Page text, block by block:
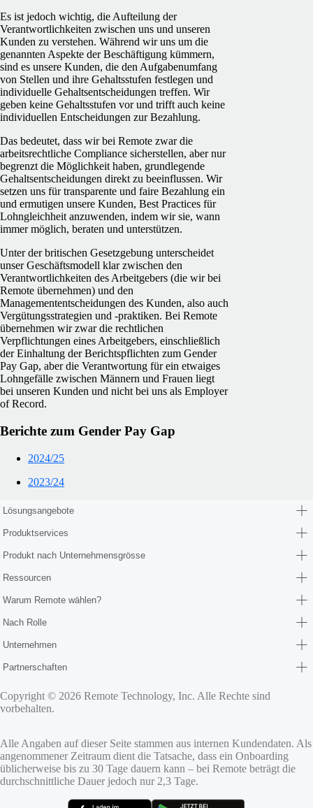
Es ist jedoch wichtig, die Aufteilung der
Verantwortlichkeiten zwischen uns und unseren
Kunden zu verstehen. Während wir uns um die
genannten Aspekte der Beschäftigung kümmern,
sind es unsere Kunden, die den Aufgabenumfang
von Stellen und ihre Gehaltsstufen festlegen und
individuelle Gehaltsentscheidungen treffen. Wir
geben keine Gehaltsstufen vor und trifft auch keine
individuellen Entscheidungen zur Bezahlung.
Das bedeutet, dass wir bei Remote zwar die
arbeitsrechtliche Compliance sicherstellen, aber nur
begrenzt die Möglichkeit haben, grundlegende
Gehaltsentscheidungen direkt zu beeinflussen. Wir
setzen uns für transparente und faire Bezahlung ein
und ermutigen unsere Kunden, Best Practices für
Lohngleichheit anzuwenden, indem wir sie, wann
immer möglich, beraten und unterstützen.
Unter der britischen Gesetzgebung unterscheidet
unser Geschäftsmodell klar zwischen den
Verantwortlichkeiten des Arbeitgebers (die wir bei
Remote übernehmen) und den
Managemententscheidungen des Kunden, also auch
Vergütungsstrategien und -praktiken. Bei Remote
übernehmen wir zwar die rechtlichen
Verpflichtungen eines Arbeitgebers, einschließlich
der Einhaltung der Berichtspflichten zum Gender
Pay Gap, aber die Verantwortung für ein etwaiges
Lohngefälle zwischen Männern und Frauen liegt
bei unseren Kunden und nicht bei uns als Employer
of Record.
Berichte zum Gender Pay Gap
2024/25
2023/24
Lösungsangebote
Produktservices
Produkt nach Unternehmensgrösse
Ressourcen
Warum Remote wählen?
Nach Rolle
Unternehmen
Partnerschaften
Copyright © 2026 Remote Technology, Inc. Alle Rechte sind
vorbehalten.
Alle Angaben auf dieser Seite stammen aus internen Kundendaten. Als
angenommener Zeitraum dient die Tatsache, dass ein Onboarding
üblicherweise bis zu 30 Tage dauern kann – bei Remote beträgt die
durchschnittliche Dauer jedoch nur 2,3 Tage.